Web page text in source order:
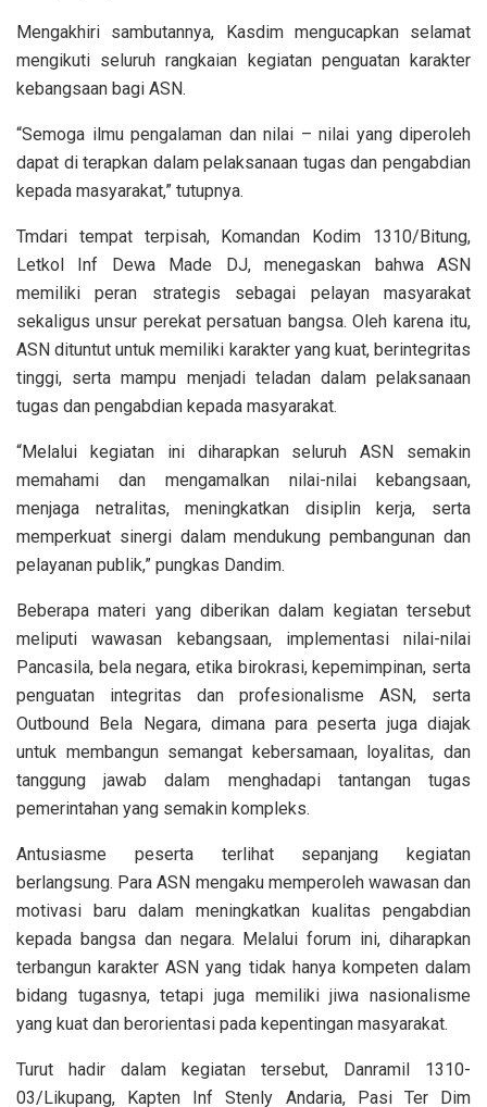
Mengakhiri sambutannya, Kasdim mengucapkan selamat
mengikuti seluruh rangkaian kegiatan penguatan karakter
kebangsaan bagi ASN.
“Semoga ilmu pengalaman dan nilai – nilai yang diperoleh
dapat di terapkan dalam pelaksanaan tugas dan pengabdian
kepada masyarakat,” tutupnya.
Tmdari tempat terpisah, Komandan Kodim 1310/Bitung,
Letkol Inf Dewa Made DJ, menegaskan bahwa ASN
memiliki peran strategis sebagai pelayan masyarakat
sekaligus unsur perekat persatuan bangsa. Oleh karena itu,
ASN dituntut untuk memiliki karakter yang kuat, berintegritas
tinggi, serta mampu menjadi teladan dalam pelaksanaan
tugas dan pengabdian kepada masyarakat.
“Melalui kegiatan ini diharapkan seluruh ASN semakin
memahami dan mengamalkan nilai-nilai kebangsaan,
menjaga netralitas, meningkatkan disiplin kerja, serta
memperkuat sinergi dalam mendukung pembangunan dan
pelayanan publik,” pungkas Dandim.
Beberapa materi yang diberikan dalam kegiatan tersebut
meliputi wawasan kebangsaan, implementasi nilai-nilai
Pancasila, bela negara, etika birokrasi, kepemimpinan, serta
penguatan integritas dan profesionalisme ASN, serta
Outbound Bela Negara, dimana para peserta juga diajak
untuk membangun semangat kebersamaan, loyalitas, dan
tanggung jawab dalam menghadapi tantangan tugas
pemerintahan yang semakin kompleks.
Antusiasme peserta terlihat sepanjang kegiatan
berlangsung. Para ASN mengaku memperoleh wawasan dan
motivasi baru dalam meningkatkan kualitas pengabdian
kepada bangsa dan negara. Melalui forum ini, diharapkan
terbangun karakter ASN yang tidak hanya kompeten dalam
bidang tugasnya, tetapi juga memiliki jiwa nasionalisme
yang kuat dan berorientasi pada kepentingan masyarakat.
Turut hadir dalam kegiatan tersebut, Danramil 1310-
03/Likupang, Kapten Inf Stenly Andaria, Pasi Ter Dim